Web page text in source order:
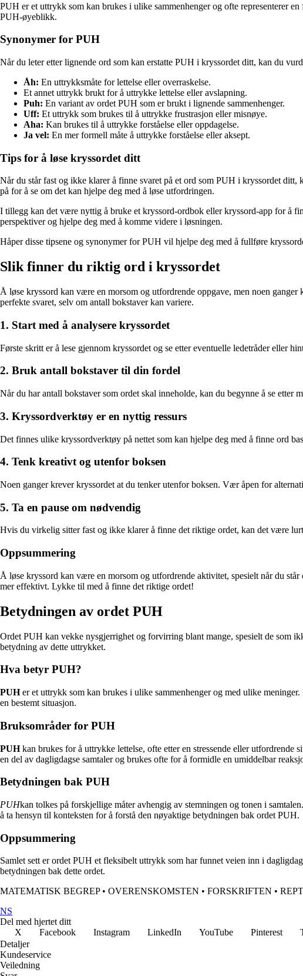
PUH er et uttrykk som kan brukes i ulike sammenhenger og ofte representerer
PUH-øyeblikk.
Synonymer for PUH
Når du leter etter lignende ord som kan erstatte PUH i kryssordet ditt, kan du
Åh: En uttrykksmåte for lettelse eller overraskelse.
Et annet uttrykk brukt for å uttrykke lettelse eller avslapning.
Puh: En variant av ordet PUH som er brukt i lignende sammenhenger.
Uff: Et uttrykk som brukes til å uttrykke frustrasjon eller misnøye.
Aha: Kan brukes til å uttrykke forståelse eller oppdagelse.
Ja vel: En mer formell måte å uttrykke forståelse eller aksept.
Tips for å løse kryssordet ditt
Når du står fast og ikke klarer å finne svaret på et ord som PUH i kryssordet ditt,
på for å se om det kan hjelpe deg med å løse utfordringen.
I tillegg kan det være nyttig å bruke et kryssord-ordbok eller kryssord-app for å
perspektiver og hjelpe deg med å komme videre i løsningen.
Håper disse tipsene og synonymer for PUH vil hjelpe deg med å fullføre
Slik finner du riktig ord i kryssordet
Å løse kryssord kan være en morsom og utfordrende oppgave, men noen
perfekte svaret, selv om antall bokstaver kan variere.
1. Start med å analysere kryssordet
Første skritt er å lese gjennom kryssordet og se etter eventuelle ledetråder eller
2. Bruk antall bokstaver til din fordel
Når du har antall bokstaver som ordet skal inneholde, kan du begynne å se
3. Kryssordverktøy er en nyttig ressurs
Det finnes ulike kryssordverktøy på nettet som kan hjelpe deg med å finne ord
4. Tenk kreativt og utenfor boksen
Noen ganger krever kryssordet at du tenker utenfor boksen. Vær åpen for
5. Ta en pause om nødvendig
Hvis du virkelig sitter fast og ikke klarer å finne det riktige ordet, kan det være
Oppsummering
Å løse kryssord kan være en morsom og utfordrende aktivitet, spesielt når du
mer effektivt. Lykke til med å finne det riktige ordet!
Betydningen av ordet PUH
Ordet PUH kan vekke nysgjerrighet og forvirring blant mange, spesielt de som
betydning av dette uttrykket.
Hva betyr PUH?
PUHer et uttrykk som kan brukes i ulike sammenhenger og med ulike
en bestemt situasjon.
Bruksområder for PUH
PUHkan brukes for å uttrykke lettelse, ofte etter en stressende eller
en del av dagligdagse samtaler og brukes ofte for å formidle en umiddelbar
Betydningen bak PUH
PUHkan tolkes på forskjellige måter avhengig av stemningen og tonen i
å ta hensyn til konteksten for å forstå den nøyaktige betydningen bak ordet PUH.
Oppsummering
Samlet sett er ordet PUH et fleksibelt uttrykk som har funnet veien inn i
betydningen bak dette ordet.
MATEMATISK BEGREP• OVERENSKOMSTEN • FORSKRIFTEN •
NS
Del med hjertet ditt
X
Facebook Instagram LinkedIn YouTube Pinterest
Detaljer
Kundeservice
Veiledning